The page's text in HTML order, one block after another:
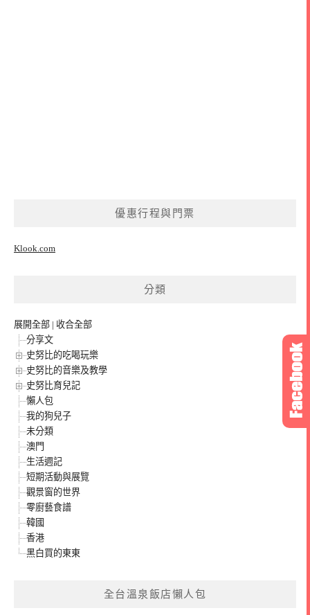
優惠行程與門票
Klook.com
分類
展開全部 | 收合全部
分享文
史努比的吃喝玩樂
史努比的音樂及教學
史努比育兒記
懶人包
我的狗兒子
未分類
澳門
生活週記
短期活動與展覽
觀景窗的世界
零廚藝食譜
韓國
香港
黑白買的東東
全台溫泉飯店懶人包